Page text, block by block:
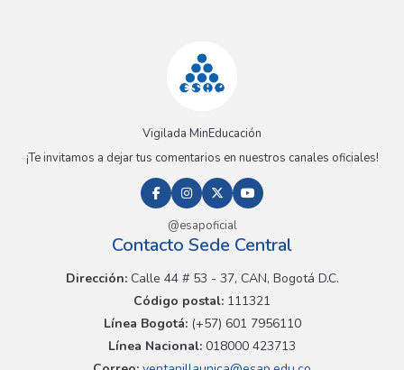
Vigilada MinEducación
¡Te invitamos a dejar tus comentarios en nuestros canales oficiales!
@esapoficial
Contacto Sede Central
Dirección:Calle 44 # 53 - 37, CAN, Bogotá D.C.
Código postal: 111321
Línea Bogotá:(+57) 601 7956110
Línea Nacional: 018000 423713